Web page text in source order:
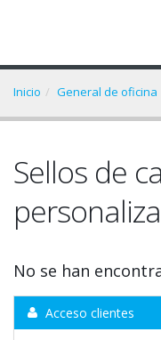
Inicio General de oficina
Sellos de
No se han
Acceso clientes